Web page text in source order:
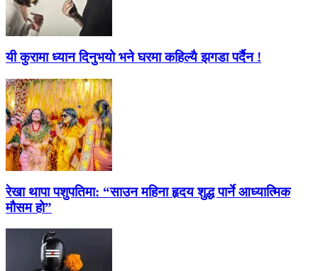
यी कुरामा ध्यान दिनुभयो भने घरमा कहिल्यै झगडा पर्दैन !
रेखा थापा पशुपतिमा: “साउन महिना हृदय शुद्ध पार्ने आध्यात्मिक
मौसम हो”